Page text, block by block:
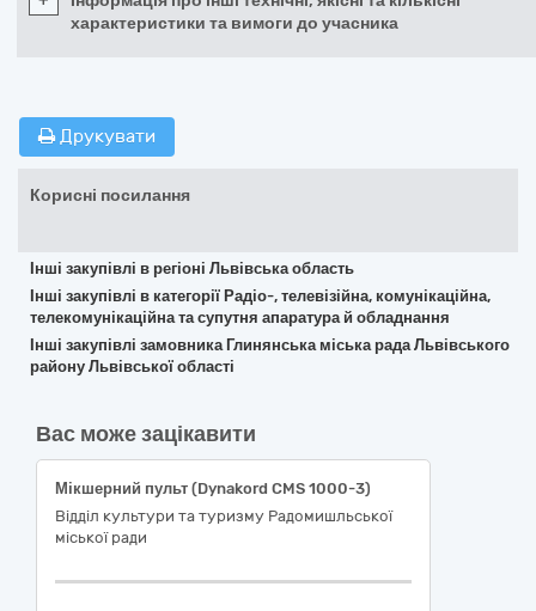
характеристики та вимоги до учасника
Друкувати
Корисні посилання
Інші закупівлі в регіоні Львівська область
Інші закупівлі в категорії Радіо-, телевізійна, комунікаційна,
телекомунікаційна та супутня апаратура й обладнання
Інші закупівлі замовника Глинянська міська рада Львівського
району Львівської області
Вас може зацікавити
Мікшерний пульт (Dynakord CMS 1000-3)
Відділ культури та туризму Радомишльської
міської ради